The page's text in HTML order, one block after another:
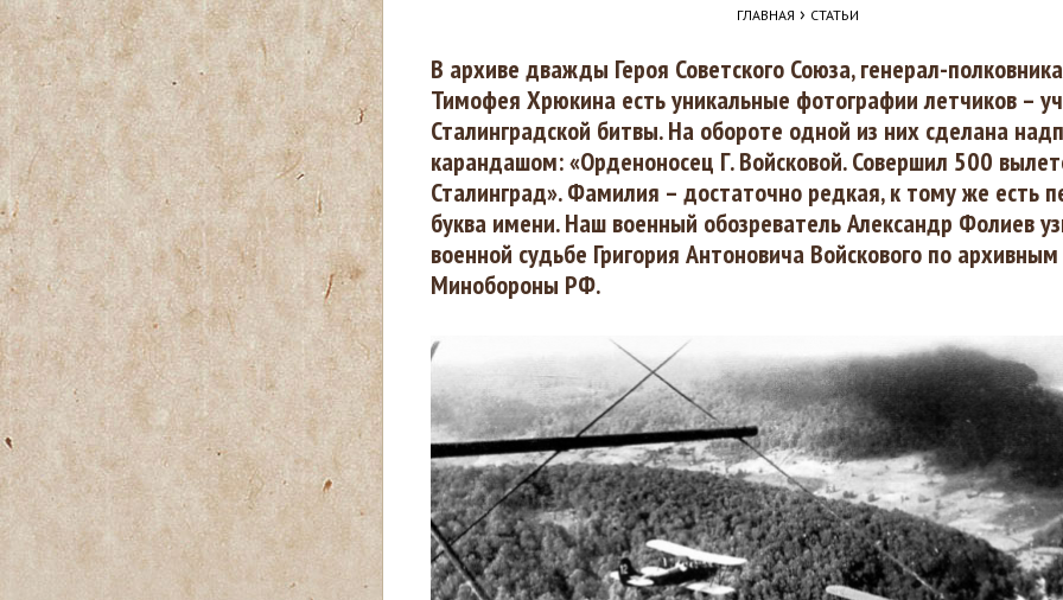
В
ы
з
д
е
с
ь
ГЛАВНАЯ › СТАТЬИ
В архиве дважды Героя Советского Союза, генерал-
Тимофея Хрюкина есть уникальные фотографии летчиков –
Сталинградской битвы. На обороте одной из них сделана
карандашом: «Орденоносец Г. Войсковой. Совершил 500
Сталинград». Фамилия – достаточно редкая, к тому же есть
буква имени. Наш военный обозреватель Александр Фолиев
военной судьбе Григория Антоновича Войскового по
Минобороны РФ.